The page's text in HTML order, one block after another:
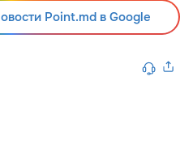
Point.md в Google